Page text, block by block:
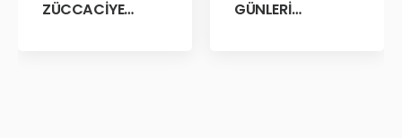
ZÜCCACİYE
GÜNLERİ